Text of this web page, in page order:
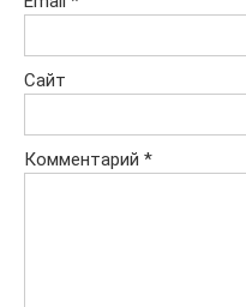
Сайт
Комментарий *